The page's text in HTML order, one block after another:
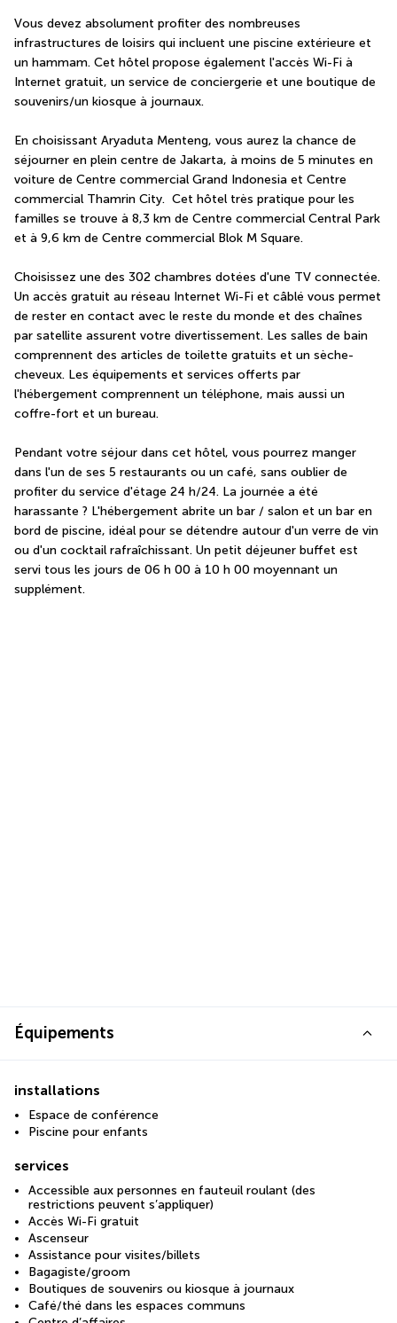
Vous devez absolument profiter des nombreuses
infrastructures de loisirs qui incluent une piscine extérieure et
un hammam. Cet hôtel propose également l'accès Wi-Fi à
Internet gratuit, un service de conciergerie et une boutique de
souvenirs/un kiosque à journaux.
En choisissant Aryaduta Menteng, vous aurez la chance de
séjourner en plein centre de Jakarta, à moins de 5 minutes en
voiture de Centre commercial Grand Indonesia et Centre
commercial Thamrin City.  Cet hôtel très pratique pour les
familles se trouve à 8,3 km de Centre commercial Central Park
et à 9,6 km de Centre commercial Blok M Square.
Choisissez une des 302 chambres dotées d'une TV connectée.
Un accès gratuit au réseau Internet Wi-Fi et câblé vous permet
de rester en contact avec le reste du monde et des chaînes
par satellite assurent votre divertissement. Les salles de bain
comprennent des articles de toilette gratuits et un sèche-
cheveux. Les équipements et services offerts par
l'hébergement comprennent un téléphone, mais aussi un
coffre-fort et un bureau.
Pendant votre séjour dans cet hôtel, vous pourrez manger
dans l'un de ses 5 restaurants ou un café, sans oublier de
profiter du service d'étage 24 h/24. La journée a été
harassante ? L'hébergement abrite un bar / salon et un bar en
bord de piscine, idéal pour se détendre autour d'un verre de vin
ou d'un cocktail rafraîchissant. Un petit déjeuner buffet est
servi tous les jours de 06 h 00 à 10 h 00 moyennant un
supplément.
Équipements
installations
Espace de conférence
Piscine pour enfants
services
Accessible aux personnes en fauteuil roulant (des
restrictions peuvent s’appliquer)
Accès Wi-Fi gratuit
Ascenseur
Assistance pour visites/billets
Bagagiste/groom
Boutiques de souvenirs ou kiosque à journaux
Café/thé dans les espaces communs